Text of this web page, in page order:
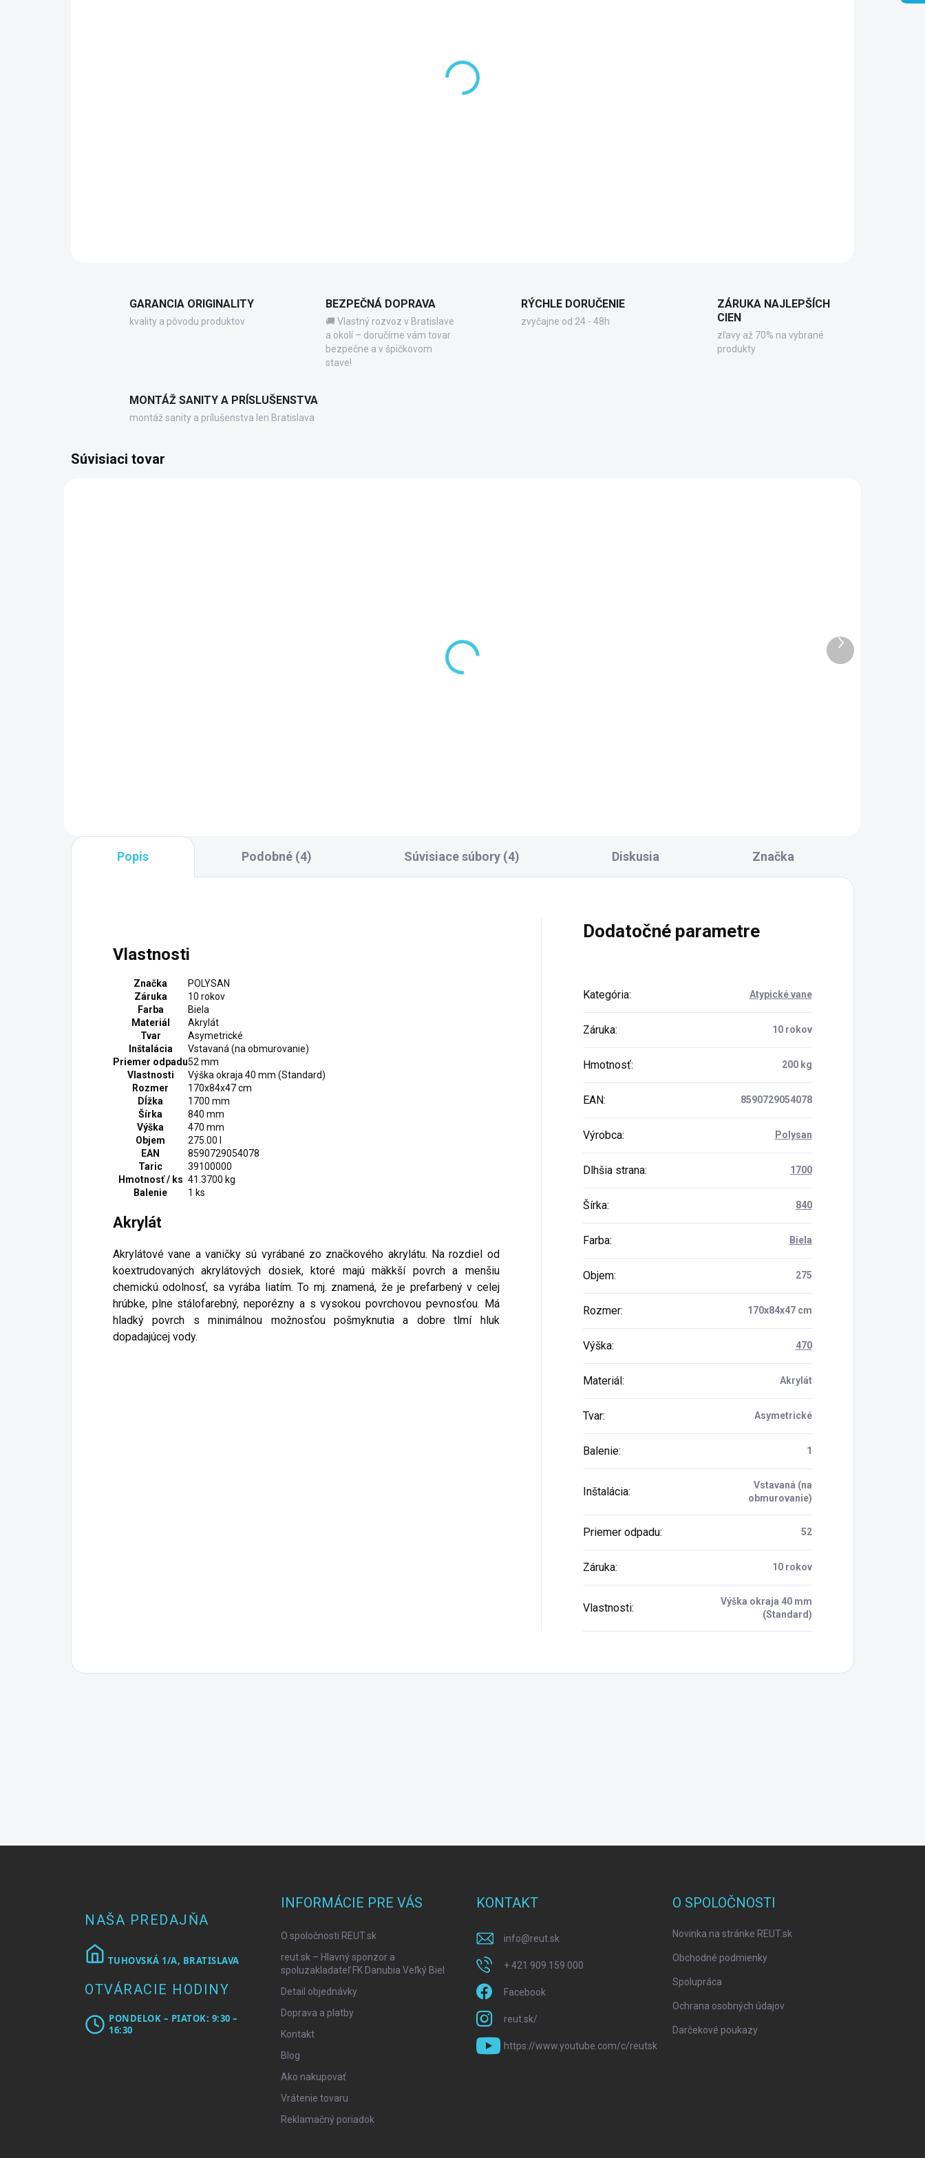
DETAILNÉ INFORMÁCIE
GARANCIA ORIGINALITY
kvality a pôvodu produktov
BEZPEČNÁ DOPRAVA
🚚 Vlastný rozvoz v Bratislave
a okolí – doručíme vám tovar
bezpečne a v špičkovom
stave!
RÝCHLE DORUČENIE
zvyčajne od 24 - 48h
ZÁRUKA NAJLEPŠÍCH
CIEN
zľavy až 70% na vybrané
produkty
MONTÁŽ SANITY A PRÍSLUŠENSTVA
montáž sanity a prílušenstva len Bratislava
Súvisiaci tovar
DNÍ
(100 KS)
Ďalší
produkt
Popis Podobné (4) Súvisiace súbory (4) Diskusia Značka
Vlastnosti
Značka
POLYSAN
Záruka
10 rokov
Farba
Biela
Materiál
Akrylát
Tvar
Asymetrické
Inštalácia
Vstavaná (na obmurovanie)
Priemer odpadu52 mm
Vlastnosti
Výška okraja 40 mm (Standard)
Rozmer
170x84x47 cm
Dĺžka
1700 mm
Šírka
840 mm
Výška
470 mm
Objem
275.00 l
EAN
8590729054078
Taric
39100000
Hmotnosť / ks 41.3700 kg
Balenie
1 ks
Akrylát
Akrylátové vane a vaničky sú vyrábané zo značkového akrylátu. Na rozdiel od
koextrudovaných akrylátových dosiek, ktoré majú mäkkší povrch a menšiu
chemickú odolnosť, sa vyrába liatím. To mj. znamená, že je prefarbený v celej
hrúbke, plne stálofarebný, neporézny a s vysokou povrchovou pevnosťou. Má
hladký povrch s minimálnou možnosťou pošmyknutia a dobre tlmí hluk
dopadajúcej vody.
Dodatočné parametre
Kategória: Atypické vane
Záruka: 10 rokov
Hmotnosť: 200 kg
EAN: 8590729054078
Výrobca: Polysan
Dlhšia strana: 1700
Šírka: 840
Farba: Biela
Objem: 275
Rozmer: 170x84x47 cm
Výška: 470
Materiál: Akrylát
Tvar: Asymetrické
Balenie: 1
Inštalácia:
Vstavaná (na
obmurovanie)
Priemer odpadu: 52
Záruka: 10 rokov
Vlastnosti:
Výška okraja 40 mm
(Standard)
NAŠA PREDAJŇA
TUHOVSKÁ 1/A, BRATISLAVA
OTVÁRACIE HODINY
PONDELOK – PIATOK: 9:30 –
16:30
INFORMÁCIE PRE VÁS
O spoločnosti REUT.sk
reut.sk – Hlavný sponzor a
spoluzakladateľ FK Danubia Veľký Biel
Detail objednávky
Doprava a platby
Kontakt
Blog
Ako nakupovať
Vrátenie tovaru
Reklamačný poriadok
KONTAKT
info@reut.sk
+ 421 909 159 000
Facebook
reut.sk/
https://www.youtube.com/c/reutsk
O SPOLOČNOSTI
Novinka na stránke REUT.sk
Obchodné podmienky
Spolupráca
Ochrana osobných údajov
Darčekové poukazy